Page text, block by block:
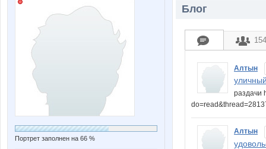
Портрет заполнен на 66 %
Блог
154
Алтын
раздачи
Алтын